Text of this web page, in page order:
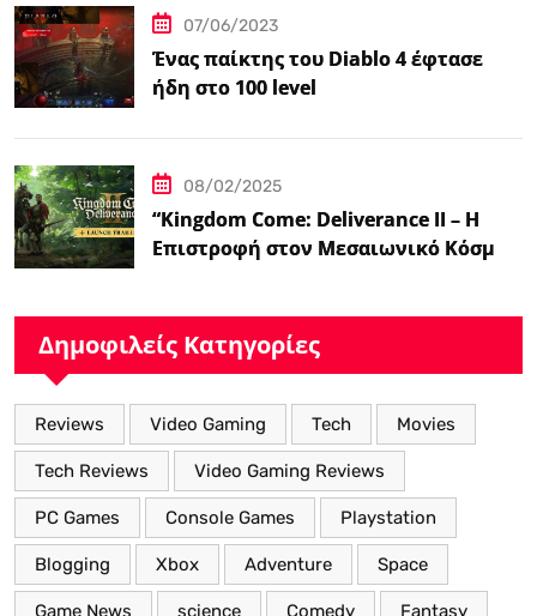
07/06/2023
Ένας παίκτης του Diablo 4 έφτασε
ήδη στο 100 level
08/02/2025
“Kingdom Come: Deliverance II – Η
Επιστροφή στον Μεσαιωνικό Κόσμο
Δημοφιλείς Κατηγορίες
Reviews Video Gaming Tech Movies
Tech Reviews Video Gaming Reviews
PC Games Console Games Playstation
Blogging Xbox Adventure Space
Game News science Comedy Fantasy